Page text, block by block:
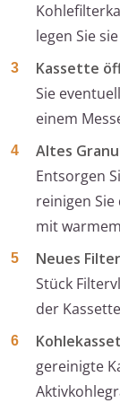
legen Sie
Kassette
Sie
einem
Altes
Entsorgen
reinigen
mit
Neues
Stück
der
gereinigte